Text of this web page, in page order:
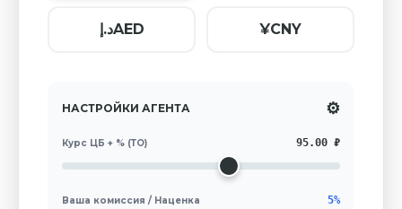
د.إAED ¥CNY
НАСТРОЙКИ АГЕНТА ⚙
Курс ЦБ + % (ТО) 95.00 ₽
Ваша комиссия / Наценка 5%